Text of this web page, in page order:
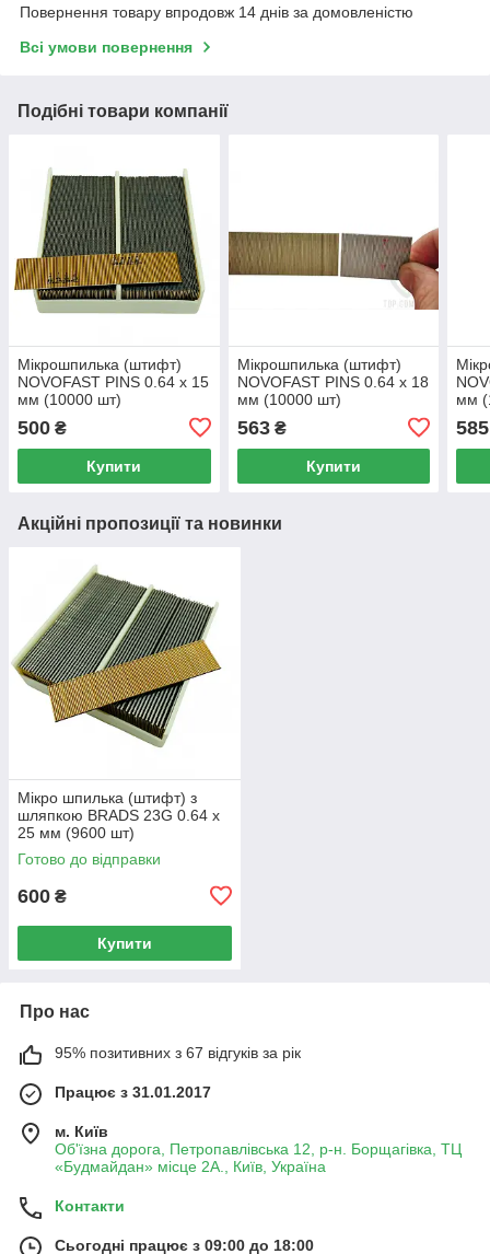
Повернення товару впродовж 14 днів за домовленістю
Всі умови повернення
Подібні товари компанії
Мікрошпилька (штифт)
NOVOFAST PINS 0.64 x 15
мм (10000 шт)
500 ₴
Купити
Мікрошпилька (штифт)
NOVOFAST PINS 0.64 x 18
мм (10000 шт)
563₴
Купити
мм
585
Акційні пропозиції та новинки
Мікро шпилька (штифт) з
шляпкою BRADS 23G 0.64 x
25 мм (9600 шт)
Готово до відправки
600 ₴
Купити
Про нас
95% позитивних з 67 відгуків за рік
Працює з 31.01.2017
м. Київ
Об'їзна дорога, Петропавлівська 12, р-н. Борщагівка, ТЦ
«Будмайдан» місце 2А., Київ, Україна
Контакти
Сьогодні працює з 09:00 до 18:00